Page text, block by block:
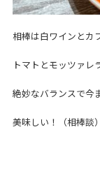
相棒は白ワインとカ
トマトとモッツァレ
絶妙なバランスで今
美味しい！（相棒談）